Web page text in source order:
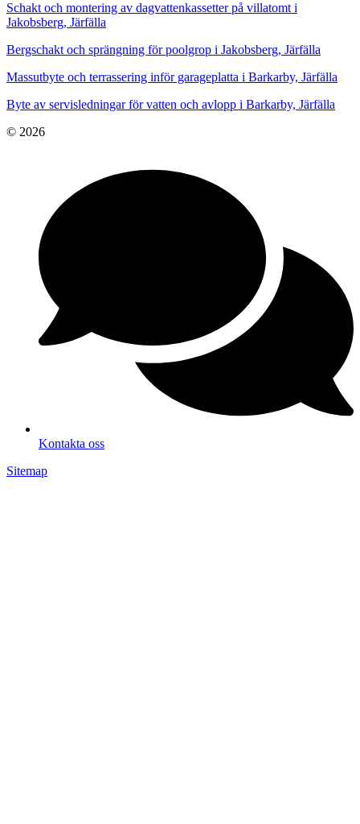
Schakt och montering av dagvattenkassetter på villatomt i
Jakobsberg, Järfälla
Bergschakt och sprängning för poolgrop i Jakobsberg, Järfälla
Massutbyte och terrassering inför garageplatta i Barkarby, Järfälla
Byte av servisledningar för vatten och avlopp i Barkarby, Järfälla
© 2026
Kontakta oss
Sitemap